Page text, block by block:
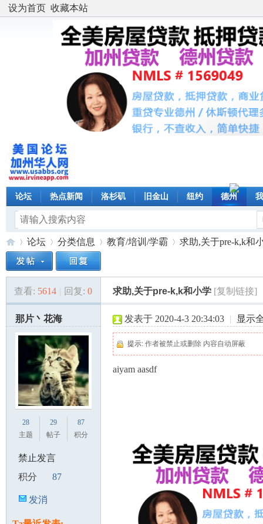
设为首页 收藏本站
论坛 热点新闻 洛杉矶 旧金山 纽约 德州
美»
论坛
›
分类信息 教育/培训/学霸
›
求助,关于pre-k,k和
查看: 5614 | 回复: 0 求助,关于pre-k,k和小学 [复制链接]
那片丶花海
28
主题
29
帖子
87
积分
禁止发言
积分
87
发消
发表于 2020-4-3 20:34:03 | 显示
提示: 作者被禁止或删除 内容自动屏蔽
aiyam aasdf